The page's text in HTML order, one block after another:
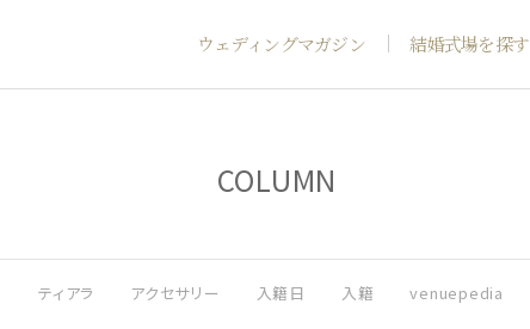
ウェディングマガジン 結婚式場を探す
COLUMN
ティアラ アクセサリー 入籍日 入籍 venuepedia